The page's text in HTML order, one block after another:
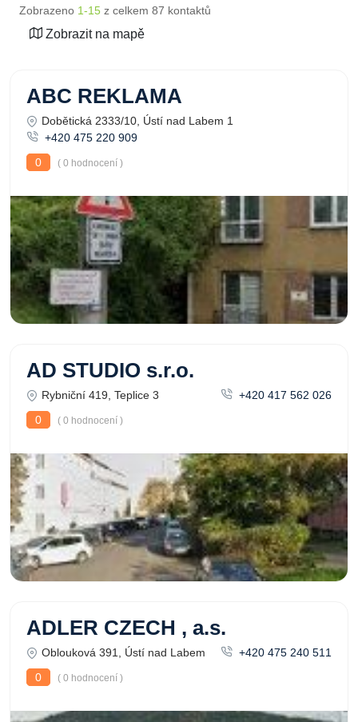
Zobrazeno 1-15 z celkem 87 kontaktů
Zobrazit na mapě
ABC REKLAMA
Dobětická 2333/10, Ústí nad Labem 1
+420 475 220 909
0
( 0 hodnocení )
AD STUDIO s.r.o.
Rybniční 419, Teplice 3
+420 417 562 026
0
( 0 hodnocení )
ADLER CZECH , a.s.
Oblouková 391, Ústí nad Labem
+420 475 240 511
0
( 0 hodnocení )